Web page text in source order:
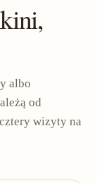
albo
od
wizyty na